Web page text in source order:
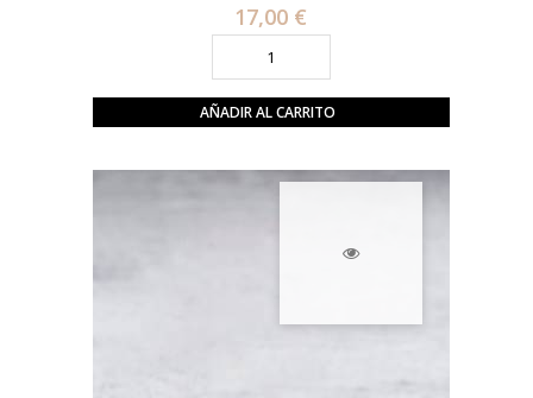
17,00 €
AÑADIR AL CARRITO